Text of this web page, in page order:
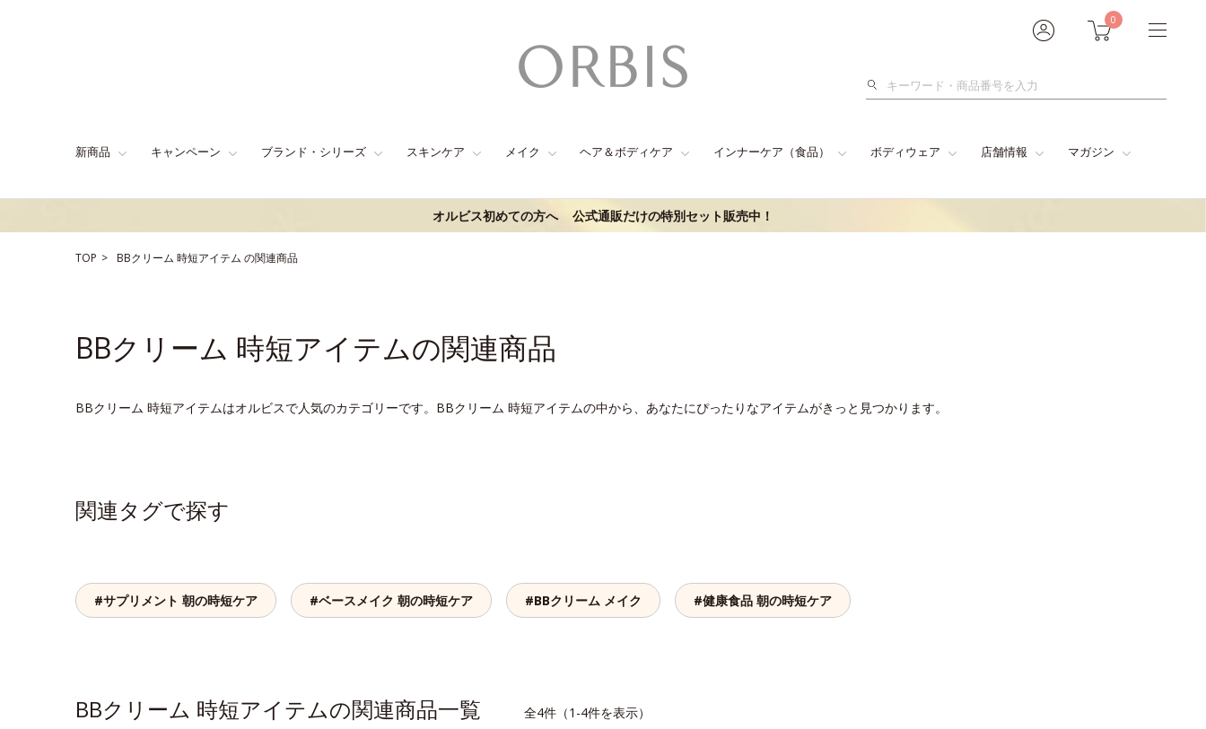
0
検
新商品 キャンペーン ブランド・シリーズ スキンケア メイク ヘア＆ボディケア インナーケア（食品） ボディウェア 店舗情報 マガジン
オルビス初めての方へ 公式通販だけの特別セット販売中！
TOP BBクリーム 時短アイテム の関連商品
BBクリーム 時短アイテムの関連商品
BBクリーム 時短アイテムはオルビスで人気のカテゴリーです。BBクリーム 時短アイテムの中から、あなたにぴったりなアイテムがきっと見つかります。
関連タグで探す
#サプリメント 朝の時短ケア #ベースメイク 朝の時短ケア #BBクリーム メイク #健康食品 朝の時短ケア
BBクリーム 時短アイテムの関連商品一覧 全4件（1-4件を表示）